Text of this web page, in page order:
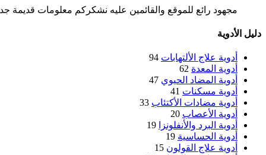
مجهود رائع للموقع والقائمين عليه نشكركم معلومات قديمة
دليل الأدوية
أدوية علاج الألتهابات 94
أدوية المعدة 62
أدوية المضاد الحيوي 47
أدوية مسكنات 41
أدوية مضادات الأكتئاب 33
أدوية الأعصاب 20
أدوية البرد والأنفلونزا
19
أدوية الحساسية 19
أدوية علاج القولون 15